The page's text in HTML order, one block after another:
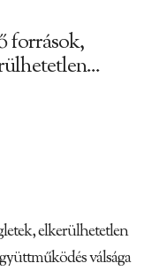
források,
elkerülhetetlen
válsága